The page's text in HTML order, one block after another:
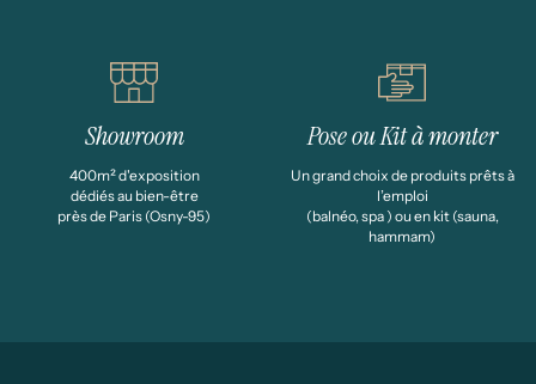
Showroom
400m² d'exposition
dédiés au bien-être
près de Paris (Osny-95)
Pose ou Kit à monter
Un grand choix de produits prêts à
l’emploi
(balnéo, spa ) ou en kit (sauna,
hammam)